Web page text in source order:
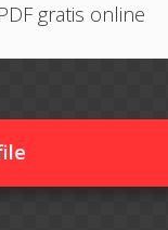
PDF gratis online